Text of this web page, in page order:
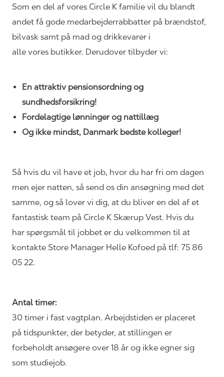
Som en del af vores Circle K familie vil du blandt
andet få gode medarbejderrabbatter på brændstof,
bilvask samt på mad og drikkevarer i
alle vores butikker. Derudover tilbyder vi:
En attraktiv pensionsordning og
sundhedsforsikring!
Fordelagtige lønninger og nattillæg
Og ikke mindst, Danmark bedste kolleger!
Så hvis du vil have et job, hvor du har fri om dagen
men ejer natten, så send os din ansøgning med det
samme, og så lover vi dig, at du bliver en del af et
fantastisk team på Circle K Skærup Vest. Hvis du
har spørgsmål til jobbet er du velkommen til at
kontakte Store Manager Helle Kofoed på tlf: 75 86
05 22.
Antal timer:
30 timer i fast vagtplan. Arbejdstiden er placeret
på tidspunkter, der betyder, at stillingen er
forbeholdt ansøgere over 18 år og ikke egner sig
som studiejob.